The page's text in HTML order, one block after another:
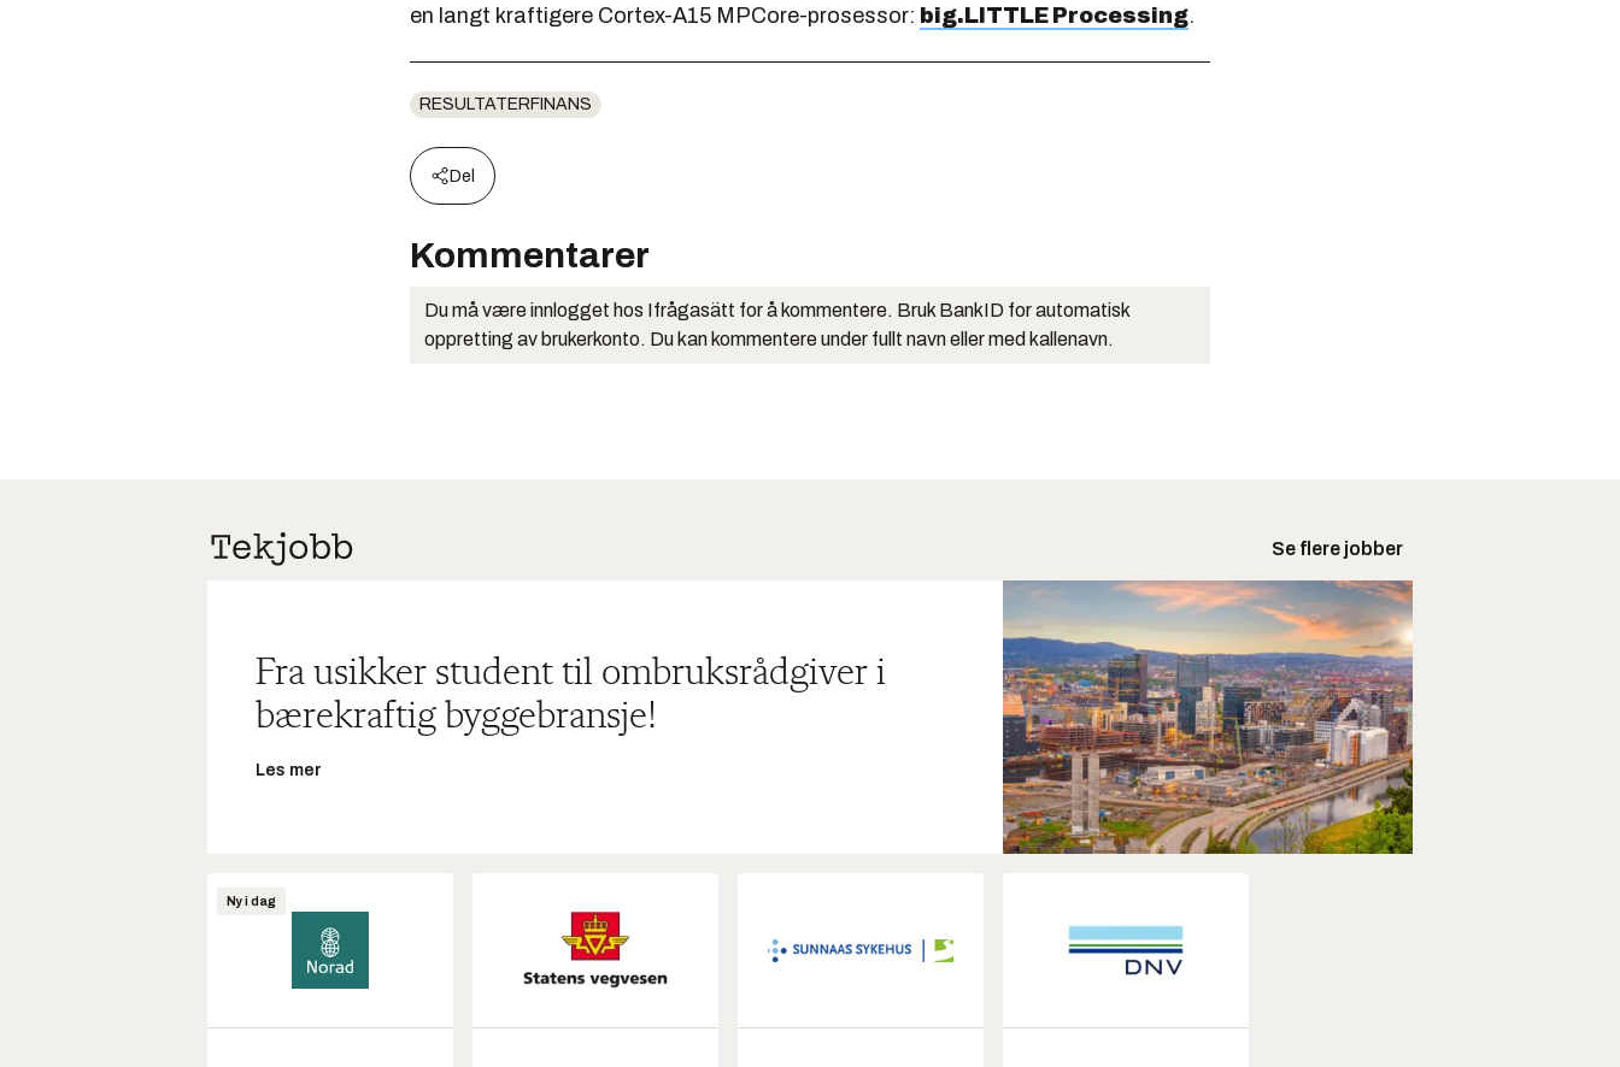
en langt kraftigere Cortex-A15 MPCore-prosessor: big.LITTLE Processing.
RESULTATERFINANS
Del
Kommentarer
Du må være innlogget hos Ifrågasätt for å kommentere. Bruk BankID for automatisk
oppretting av brukerkonto. Du kan kommentere under fullt navn eller med kallenavn.
Se flere jobber
Fra usikker student til ombruksrådgiver i
bærekraftig byggebransje!
Les mer
Ny i dag